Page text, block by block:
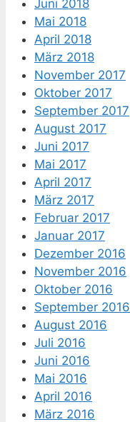
Juni 2018
Mai 2018
April 2018
März 2018
November 2017
Oktober 2017
September 2017
August 2017
Juni 2017
Mai 2017
April 2017
März 2017
Februar 2017
Januar 2017
Dezember 2016
November 2016
Oktober 2016
September 2016
August 2016
Juli 2016
Juni 2016
Mai 2016
April 2016
März 2016